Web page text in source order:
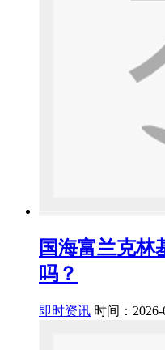
国海富兰克林
吗？
即时资讯 时间：2026-